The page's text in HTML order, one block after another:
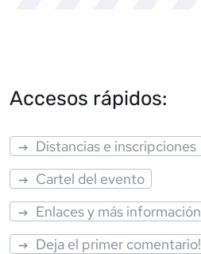
Accesos rápidos:
Distancias e inscripciones
Cartel del evento
Enlaces y más información
Deja el primer comentario!